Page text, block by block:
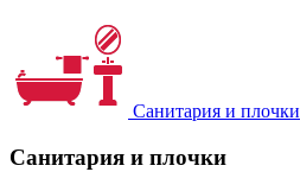
Санитария и плочки
Санитария и плочки